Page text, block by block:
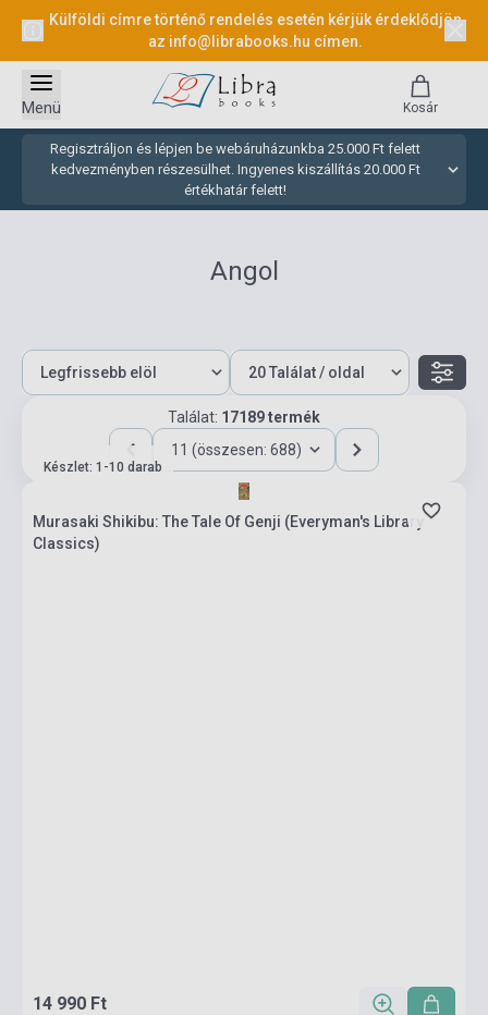
Külföldi címre történő rendelés esetén kérjük érdeklődjön
az info@librabooks.hu címen.
Regisztráljon és lépjen be webáruházunkba 25.000 Ft felett
kedvezményben részesülhet. Ingyenes kiszállítás 20.000 Ft
értékhatár felett!
Menü Kosár
Angol
Találat: 17189 termék
11 (összesen: 688)
Készlet: 1-10 darab
Murasaki Shikibu: The Tale Of Genji (Everyman's Library
Classics)
14 990 Ft